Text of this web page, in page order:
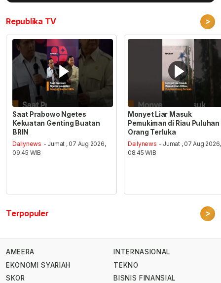
Republika TV >
Saat Prabowo Ngetes
Kekuatan Genting Buatan
BRIN
Dailynews - Jumat , 07 Aug 2026,
09:45 WIB
Monyet Liar Masuk
Pemukiman di Riau Puluhan
Orang Terluka
Dailynews - Jumat , 07 Aug 2026,
08:45 WIB
Terpopuler >
AMEERA
EKONOMI SYARIAH
SKOR
INTERNASIONAL
TEKNO
BISNIS FINANSIAL